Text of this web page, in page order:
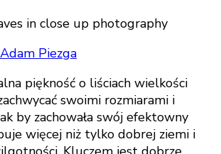
Adam Piezga
piękność o liściach wielkości
swoimi rozmiarami i
by zachowała swój efektowny
więcej niż tylko dobrej ziemi i